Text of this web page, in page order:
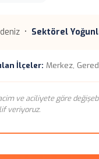
• Sektörel
İlçeler: Merkez,
ve aciliyete göre
veriyoruz.